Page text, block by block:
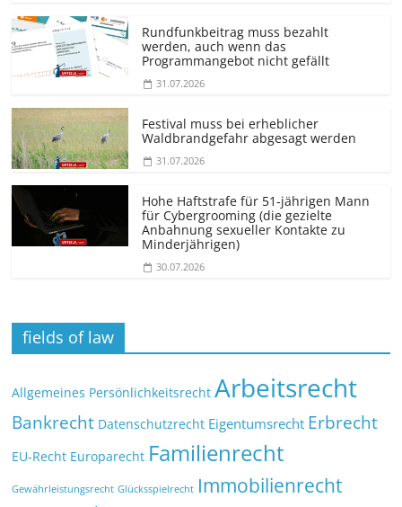
Rundfunkbeitrag muss bezahlt
werden, auch wenn das
Programmangebot nicht gefällt
31.07.2026
Festival muss bei erheblicher
Waldbrandgefahr abgesagt werden
31.07.2026
Hohe Haftstrafe für 51-jährigen Mann
für Cybergrooming (die gezielte
Anbahnung sexueller Kontakte zu
Minderjährigen)
30.07.2026
fields of law
Allgemeines Persönlichkeitsrecht Arbeitsrecht
Bankrecht Datenschutzrecht Eigentumsrecht Erbrecht
EU-Recht Europarecht Familienrecht
Gewährleistungsrecht Glücksspielrecht Immobilienrecht